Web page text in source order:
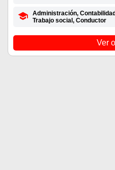
Administración,
Trabajo social, Conductor
Ver